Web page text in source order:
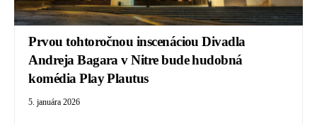
Prvou tohtoročnou inscenáciou Divadla
Andreja Bagara v Nitre bude hudobná
komédia Play Plautus
5. januára 2026